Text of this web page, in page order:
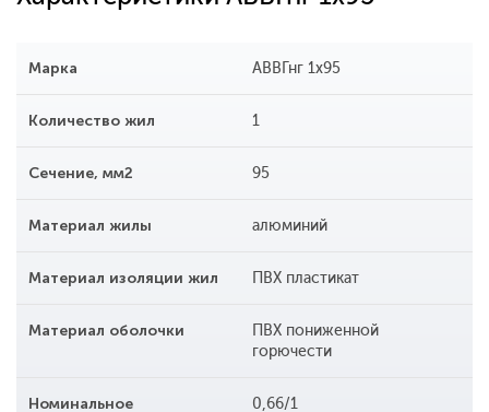
Марка АВВГнг 1x95
Количество жил 1
Сечение, мм2 95
Материал жилы алюминий
Материал изоляции жил ПВХ пластикат
Материал оболочки
ПВХ пониженной
горючести
Номинальное
0,66/1